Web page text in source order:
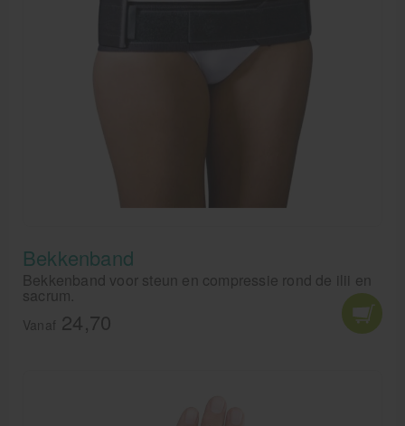
Bekkenband
Bekkenband voor steun en compressie rond de ilii en
sacrum.
Vanaf 24,70